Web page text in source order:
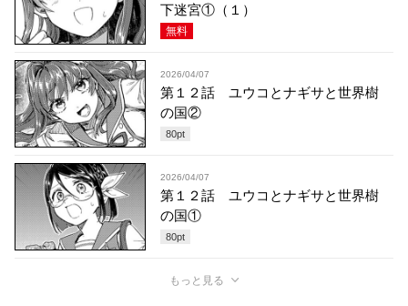
下迷宮①（１）
無料
2026/04/07
第１２話 ユウコとナギサと世界樹
の国②
80pt
2026/04/07
第１２話 ユウコとナギサと世界樹
の国①
80pt
もっと見る